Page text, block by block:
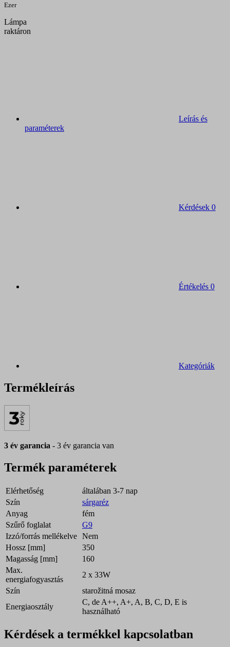
Ezer
Lámpa
raktáron
Leírás és
paraméterek
Kérdések 0
Értékelés 0
Kategóriák
Termékleírás
3 év garancia - 3 év garancia van
Termék paraméterek
Elérhetőség
általában 3-7 nap
Szín
sárgaréz
Anyag
fém
Szűrő foglalat
G9
Izzó/forrás mellékelve Nem
Hossz [mm]
350
Magasság [mm]
160
Max.
energiafogyasztás
2 x 33W
Szín
starožitná mosaz
Energiaosztály
C, de A++, A+, A, B, C, D, E is
használható
Kérdések a termékkel kapcsolatban